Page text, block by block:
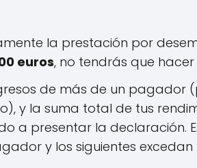
la prestación por
euros, no tendrás que
de más de un pagador
y la suma total de tus
a presentar la declaración.
y los siguientes excedan